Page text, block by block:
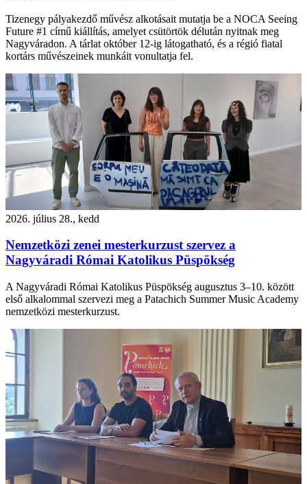
Tizenegy pályakezdő művész alkotásait mutatja be a NOCA Seeing
Future #1 című kiállítás, amelyet csütörtök délután nyitnak meg
Nagyváradon. A tárlat október 12-ig látogatható, és a régió fiatal
kortárs művészeinek munkáit vonultatja fel.
2026. július 28., kedd
Nemzetközi zenei mesterkurzust szervez a
Nagyváradi Római Katolikus Püspökség
A Nagyváradi Római Katolikus Püspökség augusztus 3–10. között
első alkalommal szervezi meg a Patachich Summer Music Academy
nemzetközi mesterkurzust.